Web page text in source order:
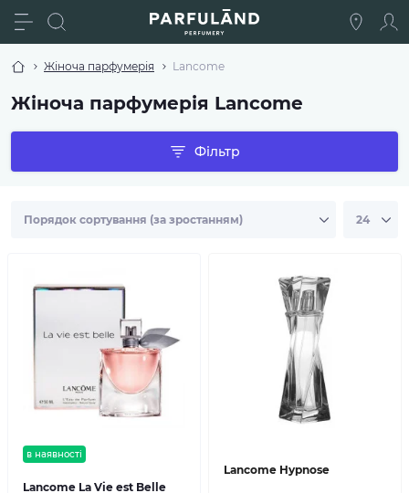
Жіноча парфумерія Lancome
Жіноча парфумерія Lancome
Фільтр
в наявності
Lancome La Vie est Belle
Lancome Hypnose